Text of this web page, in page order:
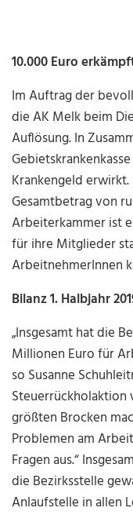
10.000 Euro
Im Auftrag der
die AK Melk beim
Auflösung. In
Krankengeld
Gesamtbetrag von
Arbeiterkammer ist
für ihre Mitglieder
ArbeitnehmerInnen
Bilanz 1. Halbjahr
„Insgesamt hat die
Millionen Euro für
so Susanne
Steuerrückholaktion
größten Brocken
Problemen am
Fragen aus.“
die Bezirksstelle
Anlaufstelle in allen